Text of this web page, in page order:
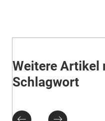
Weitere Artikel
Schlagwort